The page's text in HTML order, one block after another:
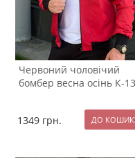
Червоний чоловічий
бомбер весна осінь К-
1349 грн.